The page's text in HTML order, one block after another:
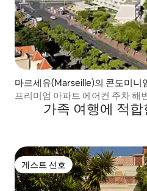
마르세유(Marseille)의 콘도미니
프리미엄 아파트 에어컨 주차 해
가족 여행에 적
게스트 선호
게스트 선호